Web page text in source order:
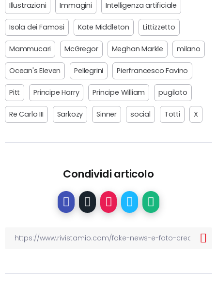
Illustrazioni Immagini Intelligenza artificiale
Isola dei Famosi Kate Middleton Littizzetto
Mammucari McGregor Meghan Markle milano
Ocean's Eleven Pellegrini Pierfrancesco Favino
Pitt Principe Harry Principe William pugilato
Re Carlo III Sarkozy Sinner social Totti X
Condividi articolo